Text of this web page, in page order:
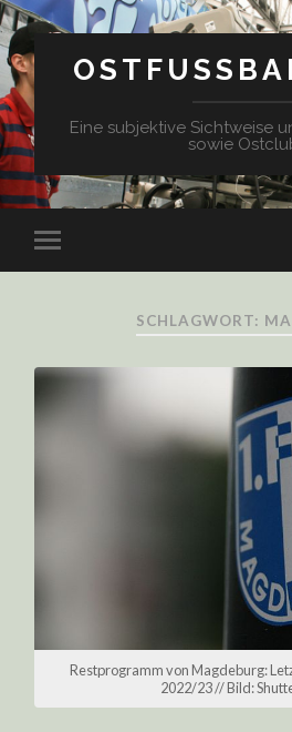
Eine subjektive Sichtweise
sowie
SCHLAGWORT:
Restprogramm von Magdeburg:
2022/23 // Bild: